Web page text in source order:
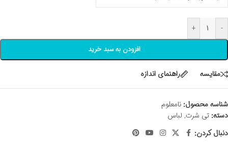
-
+
افزودن به سبد خرید
مقايسه راهنمای اندازه
شناسه محصول: نامعلوم
دسته: تی شرت, لباس
دنبال کردن: